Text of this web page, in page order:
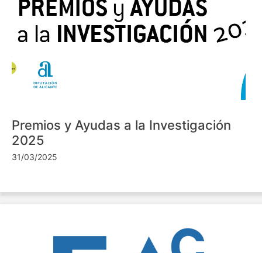
Premios y Ayudas a la Investigación
2025
31/03/2025